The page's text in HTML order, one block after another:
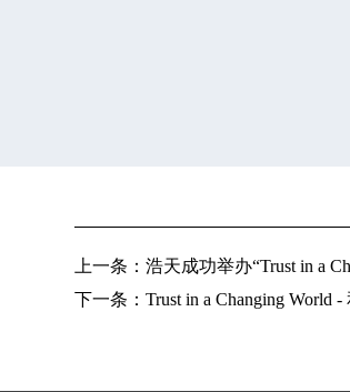
上一条：浩天成功举办“Trust in a
下一条：Trust in a Changing